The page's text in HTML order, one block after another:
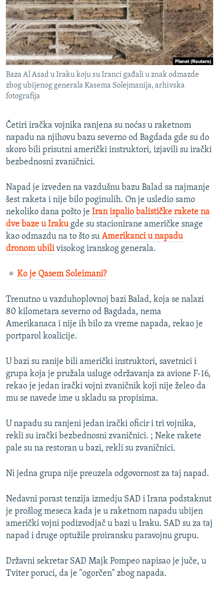
ISPRIČAJ MI
DNEVNO@RSE
SPECIJALI RSE
VIŠE OD NASLOVA
GENOCID U SREBRENICI
POPLAVE I KLIZIŠTA U BIH 2024.
POST SCRIPTUM
MOJA EVROPA
SVE KARTE DEJTONA
NASTANAK I RASPAD JUGOSLAVIJE
PRATITE NAS
Baza Al Asad u Iraku koju su Iranci gađali u znak odmazde
zbog ubijenog generala Kasema Solejmanija, arhivska
fotografija
Četiri iračka vojnika ranjena su noćas u raketnom
napadu na njihovu bazu severno od Bagdada gde su do
skoro bili prisutni američki instruktori, izjavili su irački
bezbednosni zvaničnici.
Napad je izveden na vazdušnu bazu Balad sa najmanje
šest raketa i nije bilo poginulih. On je usledio samo
nekoliko dana pošto je Iran ispalio balističke rakete na
dve baze u Irakugde su stacionirane američke snage
kao odmazdu na to što su Amerikanci u napadu
dronom ubilivisokog iranskog generala.
Ko je Qasem Soleimani?
Trenutno u vazduhoplovnoj bazi Balad, koja se nalazi
80 kilometara severno od Bagdada, nema
Amerikanaca i nije ih bilo za vreme napada, rekao je
portparol koalicije.
U bazi su ranije bili američki instruktori, savetnici i
grupa koja je pružala usluge održavanja za avione F-16,
rekao je jedan irački vojni zvaničnik koji nije želeo da
mu se navede ime u skladu sa propisima.
U napadu su ranjeni jedan irački oficir i tri vojnika,
rekli su irački bezbednosni zvaničnici. ; Neke rakete
pale su na restoran u bazi, rekli su zvaničnici.
Ni jedna grupa nije preuzela odgovornost za taj napad.
Nedavni porast tenzija izmedju SAD i Irana podstaknut
je prošlog meseca kada je u raketnom napadu ubijen
američki vojni podizvodjač u bazi u Iraku. SAD su za taj
napad i druge optužile proiransku paravojnu grupu.
Državni sekretar SAD Majk Pompeo napisao je juče, u
Tviter poruci, da je "ogorčen" zbog napada.